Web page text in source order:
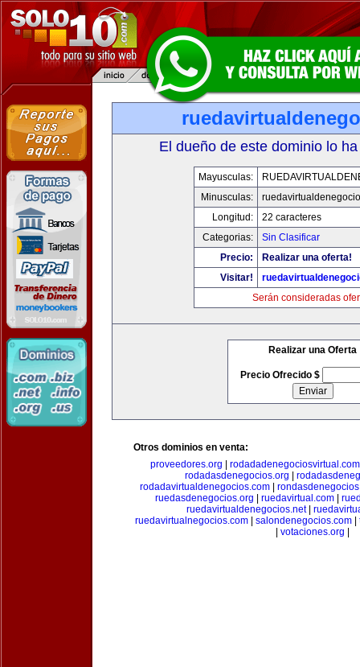
El dueño de este dominio lo
Mayusculas:
Minusculas:
Longitud:
22 caracteres
Categorias:
Sin Clasificar
Precio:
Realizar una oferta!
Visitar!
Serán consideradas
Realizar una Oferta
Precio Ofrecido $
Otros dominios en venta:
proveedores.org
rodadadenegociosvirtual.com
rodadasdenegocios.org
rodadavirtualdenegocios.com|
ruedasdenegocios.org
ruedavirtual.com|
ruedavirtualdenegocios.net|
ruedavirtualnegocios.com| salondenegocios.com|
votaciones.org